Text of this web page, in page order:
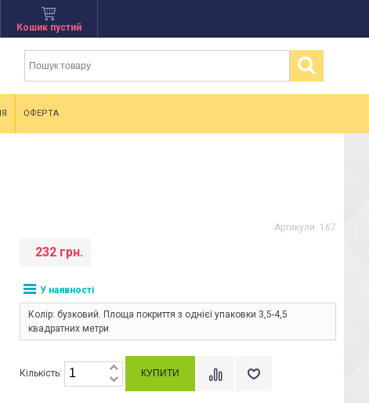
Кошик пустий
ОФЕРТА
Артикули: 167
232 грн.
У наявності
Колір: бузковий. Площа покриття з однієї упаковки 3,5-4,5
квадратних метри
Кількість: